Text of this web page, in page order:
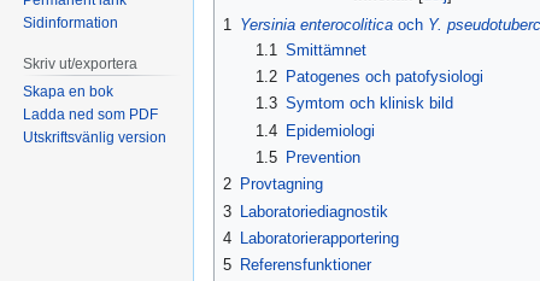
1
Yersinia enterocolitica och Y.
1.1 Smittämnet
1.2
Patogenes och patofysiologi
1.3 Symtom och klinisk bild
1.4 Epidemiologi
1.5
Prevention
2 Provtagning
3 Laboratoriediagnostik
4
Laboratorierapportering
5 Referensfunktioner
Sidinformation
Skriv ut/exportera
Skapa en bok
Ladda ned som PDF
Utskriftsvänlig version